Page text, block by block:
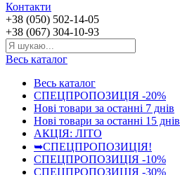
Контакти
+38 (050) 502-14-05
+38 (067) 304-10-93
Весь каталог
Весь каталог
СПЕЦПРОПОЗИЦІЯ -20%
Нові товари за останнi 7 днiв
Нові товари за останнi 15 днiв
АКЦІЯ: ЛІТО
➥СПЕЦПРОПОЗИЦІЯ!
СПЕЦПРОПОЗИЦІЯ -10%
СПЕЦПРОПОЗИЦІЯ -30%